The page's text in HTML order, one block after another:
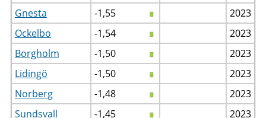
Gnesta
-1,55
2023
Ockelbo
-1,54
2023
Borgholm
-1,50
2023
Lidingö
-1,50
2023
Norberg
-1,48
2023
Sundsvall
-1,45
2023